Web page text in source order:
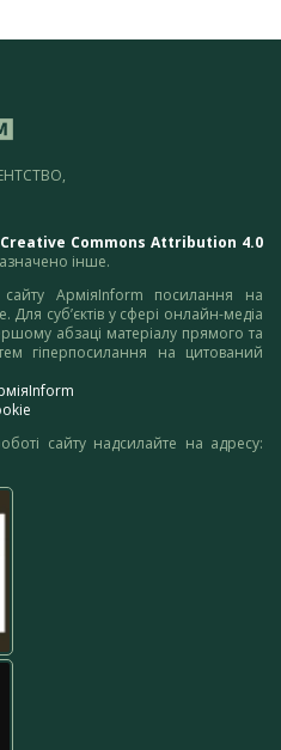
Creative Commons Attribution 4.0
інше.
АрміяInform посилання на
Для суб’єктів у сфері онлайн-медіа
абзаці матеріалу прямого та
гіперпосилання на цитований
сайту надсилайте на адресу: